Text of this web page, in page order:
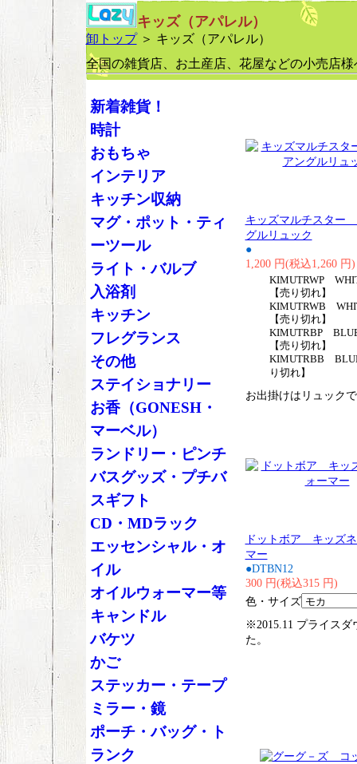
キッズ（アパレル）
卸トップ＞ キッズ（アパレル）
全国の雑貨店、お土産店、花屋などの小売店
キッズマルチスター
グルリュック
●
1,200 円(税込1,260 円)
KIMUTRWP
【売り切れ】
KIMUTRWB
【売り切れ】
KIMUTRBP
【売り切れ】
KIMUTRBB
り切れ】
お出掛けはリュック
ドットボア キッズ
マー
●DTBN12
300 円(税込315 円)
色・サイズ
※2015.11 プライスダ
た。
新着雑貨！
時計
おもちゃ
インテリア
キッチン収納
マグ・ポット・ティ
ーツール
ライト・バルブ
入浴剤
キッチン
フレグランス
その他
ステイショナリー
お香（GONESH・
マーベル）
ランドリー・ピンチ
バスグッズ・プチバ
スギフト
CD・MDラック
エッセンシャル・オ
イル
オイルウォーマー等
キャンドル
バケツ
かご
ステッカー・テープ
ミラー・鏡
ポーチ・バッグ・ト
ランク